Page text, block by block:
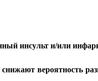
инсульт и/или
вероятность